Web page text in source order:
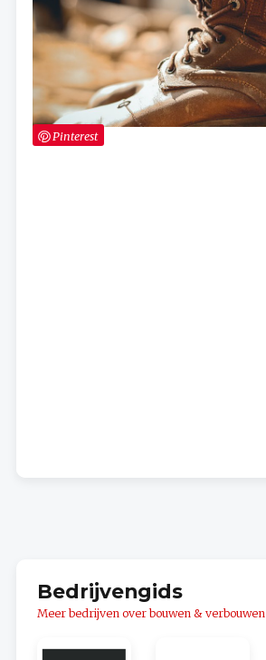
Pinterest
Bedrijvengids
Meer bedrijven over bouwen & verbouwen